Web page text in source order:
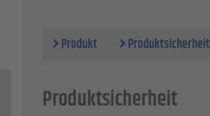
Produkt Produktsicherheit
Produktsicherheit